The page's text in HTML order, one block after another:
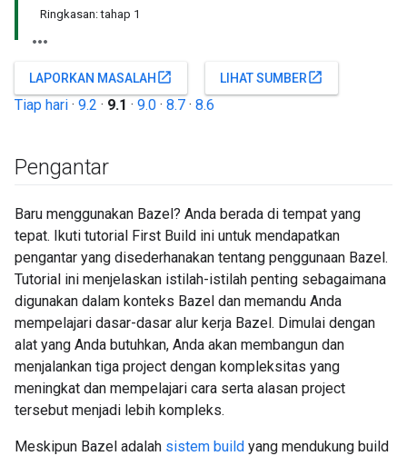
Ringkasan: tahap 1
LAPORKAN MASALAH open_in_new LIHAT SUMBERopen_in_new
Tiap hari · 9.2 · 9.1 · 9.0 · 8.7 · 8.6
Pengantar
Baru menggunakan Bazel? Anda berada di tempat yang
tepat. Ikuti tutorial First Build ini untuk mendapatkan
pengantar yang disederhanakan tentang penggunaan Bazel.
Tutorial ini menjelaskan istilah-istilah penting sebagaimana
digunakan dalam konteks Bazel dan memandu Anda
mempelajari dasar-dasar alur kerja Bazel. Dimulai dengan
alat yang Anda butuhkan, Anda akan membangun dan
menjalankan tiga project dengan kompleksitas yang
meningkat dan mempelajari cara serta alasan project
tersebut menjadi lebih kompleks.
Meskipun Bazel adalah sistem build yang mendukung build